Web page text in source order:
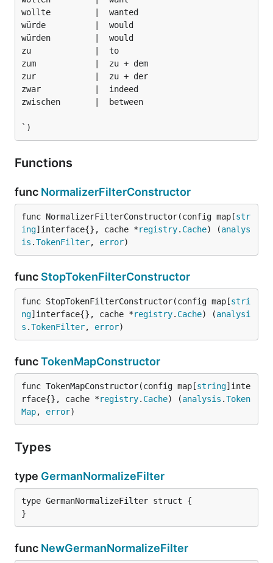
wollte         |  wanted
würde          |  would
würden         |  would
zu             |  to
zum            |  zu + dem
zur            |  zu + der
zwar           |  indeed
zwischen       |  between
`)
Functions
func NormalizerFilterConstructor
func NormalizerFilterConstructor(config map[str
ing]interface{}, cache *registry. Cache) (analys
is .TokenFilter, error)
func StopTokenFilterConstructor
func StopTokenFilterConstructor(config map[stri
ng]interface{}, cache *registry. Cache) (analysi
s .TokenFilter, error)
funcTokenMapConstructor
func TokenMapConstructor(config map[string]inte
rface{}, cache *registry. Cache) (analysis .Token
Map, error)
Types
type GermanNormalizeFilter
type GermanNormalizeFilter struct {
}
func NewGermanNormalizeFilter